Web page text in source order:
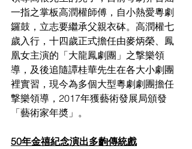
一指之掌板高潤權師傅，自小熱愛粵劇
鑼鼓，立志要繼承父親衣砵。高潤權七
歲入行，十四歲正式擔任由麥炳榮、鳳
凰女主演的「大龍鳳劇團」之撃樂領
導，及後追隨譚桂華先生在各大小劇團
裡實習，現今為多個大型粵劇劇團擔任
撃樂領導，2017年獲藝術發展局頒發
「藝術家年奬」。
50年金禧紀念演出多齣傳統戲